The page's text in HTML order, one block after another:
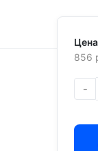
856
-